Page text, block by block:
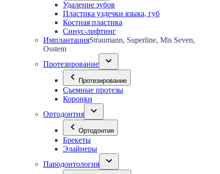
Удаление зубов
Пластика уздечки языка, губ
Костная пластика
Синус-лифтинг
ИмплантацияStraumann, Superline, Mis Seven,
Osstem
Протезирование
Протезирование
Съемные протезы
Коронки
Ортодонтия
Ортодонтия
Брекеты
Элайнеры
Пародонтология